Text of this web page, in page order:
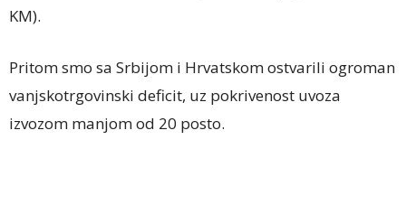
KM).
Pritom smo sa Srbijom i Hrvatskom ostvarili ogroman
vanjskotrgovinski deficit, uz pokrivenost uvoza
izvozom manjom od 20 posto.